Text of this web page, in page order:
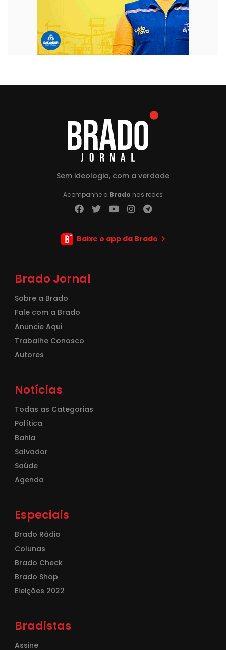
Sem ideologia, com a verdade
Acompanhe a Brado nas redes
Baixe o app da Brado
Brado Jornal
Sobre a Brado
Fale com a Brado
Anuncie Aqui
Trabalhe Conosco
Autores
Notícias
Todas as Categorias
Política
Bahia
Salvador
Saúde
Agenda
Especiais
Brado Rádio
Colunas
Brado Check
Brado Shop
Eleições 2022
Bradistas
Assine